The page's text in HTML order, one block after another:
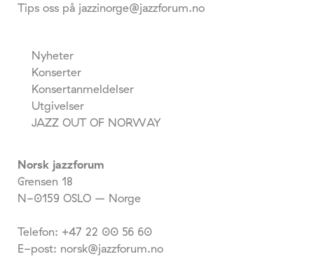
Tips oss på jazzinorge@jazzforum.no
Nyheter
Konserter
Konsertanmeldelser
Utgivelser
JAZZ OUT OF NORWAY
Norsk jazzforum
Grensen 18
N-0159 OSLO – Norge
Telefon: +47 22 00 56 60
E-post: norsk@jazzforum.no